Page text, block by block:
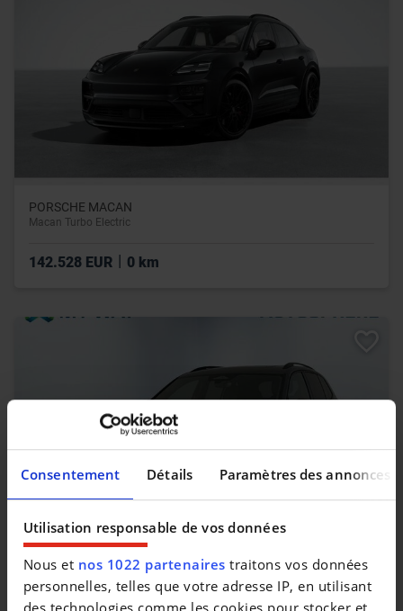
Consentement Détails Paramètres des annonces
Utilisation responsable de vos données
Nous et nos 1022 partenaires traitons vos données
personnelles, telles que votre adresse IP, en utilisant
PORSCHE MACAN
Macan Turbo Electric
142.528 EUR | 0 km
VOLKSWAGEN TIGUAN
Tiguan 1.5 eTSI mHEV ACT R-Line OPF DSG